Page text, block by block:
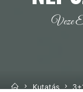
Veze
HomeKutatás